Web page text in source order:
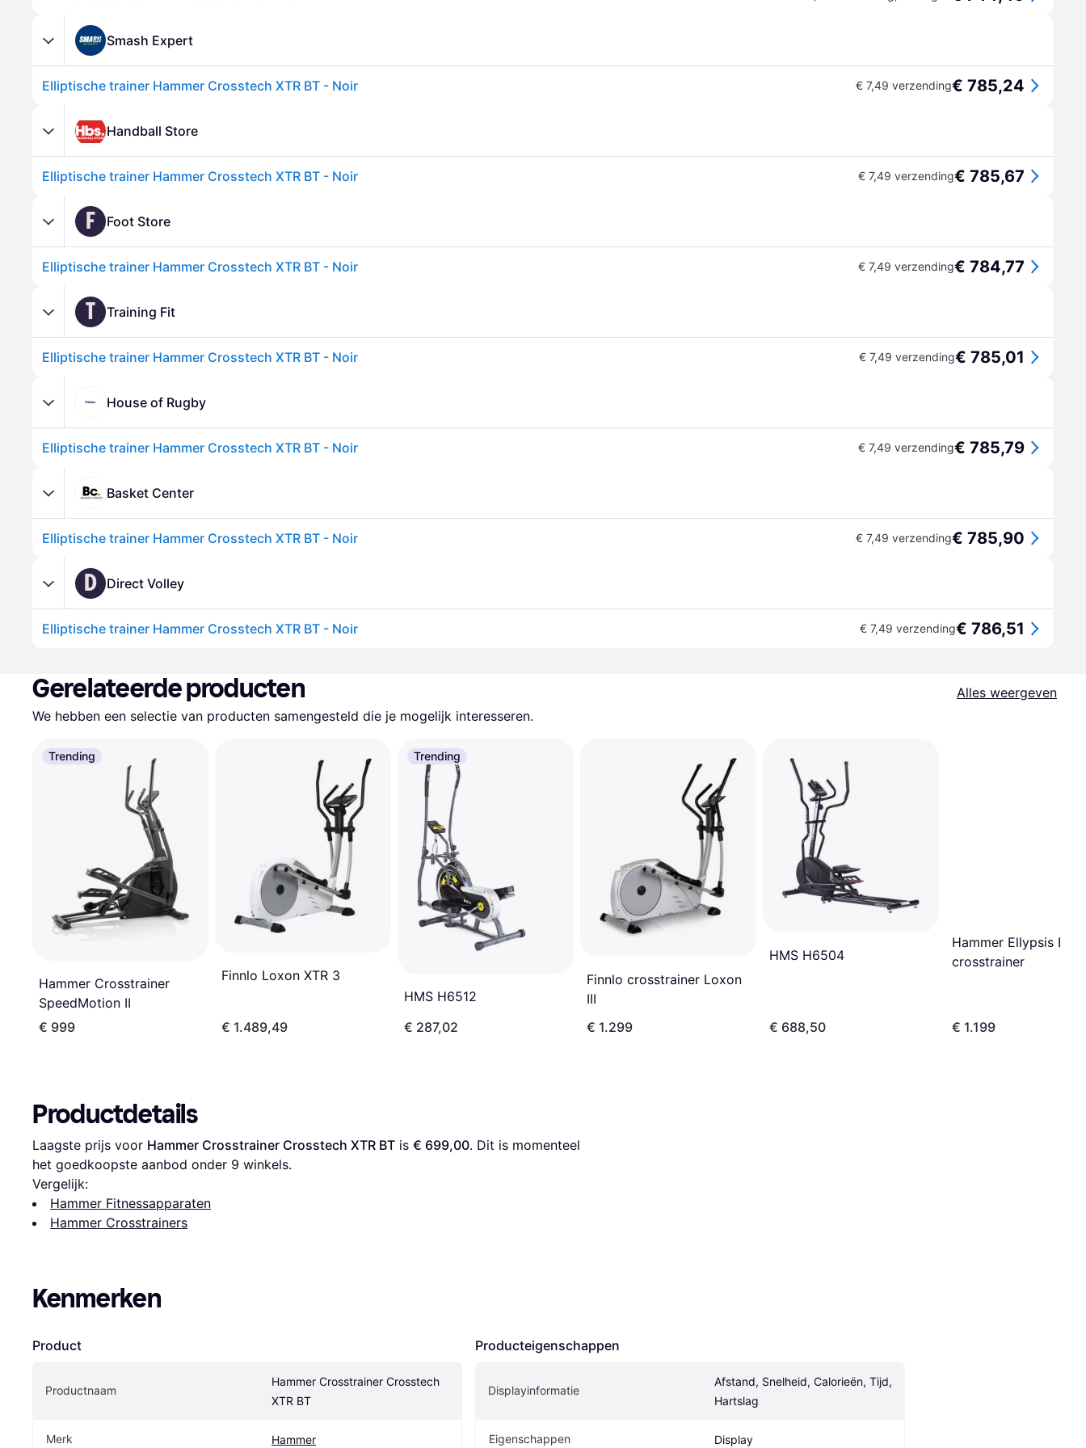
Smash Expert
Elliptische trainer Hammer Crosstech XTR BT - Noir € 7,49 verzending€ 785,24
Handball Store
Elliptische trainer Hammer Crosstech XTR BT - Noir € 7,49 verzending€ 785,67
F Foot Store
Elliptische trainer Hammer Crosstech XTR BT - Noir € 7,49 verzending€ 784,77
T Training Fit
Elliptische trainer Hammer Crosstech XTR BT - Noir € 7,49 verzending€ 785,01
House of Rugby
Elliptische trainer Hammer Crosstech XTR BT - Noir € 7,49 verzending€ 785,79
Basket Center
Elliptische trainer Hammer Crosstech XTR BT - Noir € 7,49 verzending€ 785,90
D Direct Volley
Elliptische trainer Hammer Crosstech XTR BT - Noir € 7,49 verzending€ 786,51
Gerelateerde producten
Alles weergeven
We hebben een selectie van producten samengesteld die je mogelijk interesseren.
Trending
Hammer Crosstrainer
SpeedMotion II
€ 999
Finnlo Loxon XTR 3
€ 1.489,49
Trending
HMS H6512
€ 287,02
Finnlo crosstrainer Loxon
III
€ 1.299
HMS H6504
€ 688,50
Hammer Ellypsis
crosstrainer
€ 1.199
Productdetails
Laagste prijs voor Hammer Crosstrainer Crosstech XTR BT is € 699,00. Dit is momenteel
het goedkoopste aanbod onder 9 winkels.
Vergelijk:
Hammer Fitnessapparaten
Hammer Crosstrainers
Kenmerken
Product
Productnaam
Hammer Crosstrainer Crosstech
XTR BT
Merk Hammer
Producteigenschappen
Displayinformatie
Afstand, Snelheid, Calorieën, Tijd,
Hartslag
Eigenschappen Display